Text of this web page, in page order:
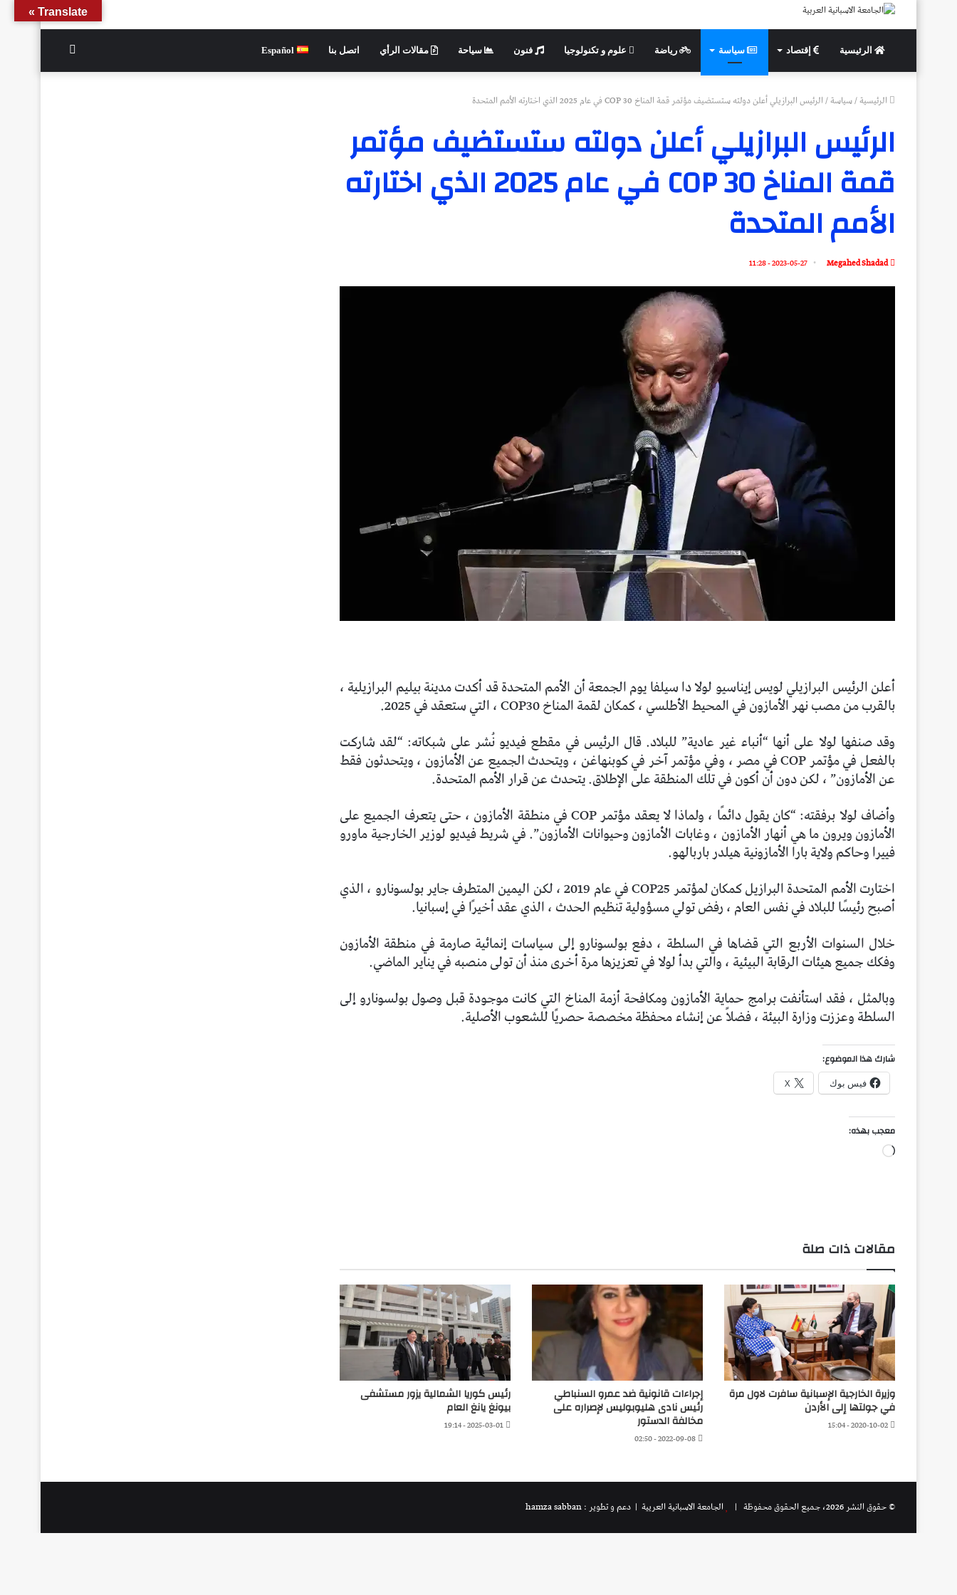
الرئيسية إقتصاد سياسة رياضة علوم و تكنولوجيا فنون سياحة مقالات الرأي اتصل بنا Español
الرئيسية/سياسة/الرئيس البرازيلي أعلن دولته ستستضيف مؤتمر قمة المناخ COP 30 في عام 2025 الذي اختارته الأمم المتحدة
الرئيس البرازيلي أعلن دولته ستستضيف مؤتمر
قمة المناخ COP 30 في عام 2025 الذي اختارته
الأمم المتحدة
Megahed Shadad
2023-05-27 - 11:28
أعلن الرئيس البرازيلي لويس إيناسيو لولا دا سيلفا يوم الجمعة أن الأمم المتحدة قد أكدت مدينة بيليم البرازيلية ،
بالقرب من مصب نهر الأمازون في المحيط الأطلسي ، كمكان لقمة المناخ COP30 ، التي ستعقد في 2025.
وقد صنفها لولا على أنها “أنباء غير عادية” للبلاد. قال الرئيس في مقطع فيديو نُشر على شبكاته: “لقد شاركت
بالفعل في مؤتمر COP في مصر ، وفي مؤتمر آخر في كوبنهاغن ، ويتحدث الجميع عن الأمازون ، ويتحدثون فقط
عن الأمازون” ، لكن دون أن أكون في تلك المنطقة على الإطلاق. يتحدث عن قرار الأمم المتحدة.
وأضاف لولا برفقته: “كان يقول دائمًا ، ولماذا لا يعقد مؤتمر COP في منطقة الأمازون ، حتى يتعرف الجميع على
الأمازون ويرون ما هي أنهار الأمازون ، وغابات الأمازون وحيوانات الأمازون”. في شريط فيديو لوزير الخارجية ماورو
فييرا وحاكم ولاية بارا الأمازونية هيلدر باربالهو.
اختارت الأمم المتحدة البرازيل كمكان لمؤتمر COP25 في عام 2019 ، لكن اليمين المتطرف جاير بولسونارو ، الذي
أصبح رئيسًا للبلاد في نفس العام ، رفض تولي مسؤولية تنظيم الحدث ، الذي عقد أخيرًا في إسبانيا.
خلال السنوات الأربع التي قضاها في السلطة ، دفع بولسونارو إلى سياسات إنمائية صارمة في منطقة الأمازون
وفكك جميع هيئات الرقابة البيئية ، والتي بدأ لولا في تعزيزها مرة أخرى منذ أن تولى منصبه في يناير الماضي.
وبالمثل ، فقد استأنفت برامج حماية الأمازون ومكافحة أزمة المناخ التي كانت موجودة قبل وصول بولسونارو إلى
السلطة وعززت وزارة البيئة ، فضلاً عن إنشاء محفظة مخصصة حصريًا للشعوب الأصلية.
شارك هذا الموضوع:
فيس بوك X
معجب بهذه:
جاري
مقالات ذات صلة
وزيرة الخارجية الإسبانية سافرت لاول مرة
في جولتها إلى الأردن
2020-10-02 - 15:04
إجراءات قانونية ضد عمرو السنباطي
رئيس نادى هليوبوليس لإصراره على
مخالفة الدستور
2022-09-08 - 02:50
رئيس كوريا الشمالية يزور مستشفى
بيونغ يانغ العام
2025-03-01 - 19:14
© حقوق النشر 2026، جميع الحقوق محفوظة | الجامعة الاسبانية العريية | دعم و تطوير : hamza sabban
Translate »